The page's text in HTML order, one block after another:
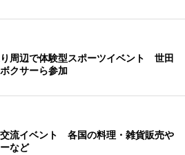
周辺で体験型スポーツイベント 世田
クサーら参加
流イベント 各国の料理・雑貨販売や
など